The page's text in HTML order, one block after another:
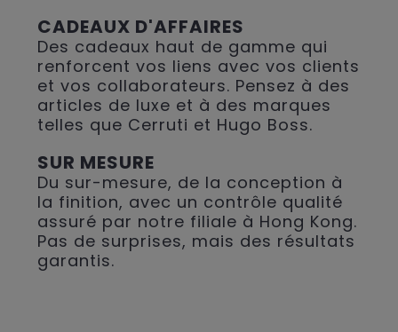
CADEAUX D'AFFAIRES
Des cadeaux haut de gamme qui
renforcent vos liens avec vos clients
et vos collaborateurs. Pensez à des
articles de luxe et à des marques
telles que Cerruti et Hugo Boss.
SUR MESURE
Du sur-mesure, de la conception à
la finition, avec un contrôle qualité
assuré par notre filiale à Hong Kong.
Pas de surprises, mais des résultats
garantis.